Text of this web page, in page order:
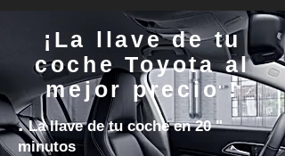
¡La llave de tu
coche Toyota al
mejor precio !
.La llave de tu coche en 20 "
minutos